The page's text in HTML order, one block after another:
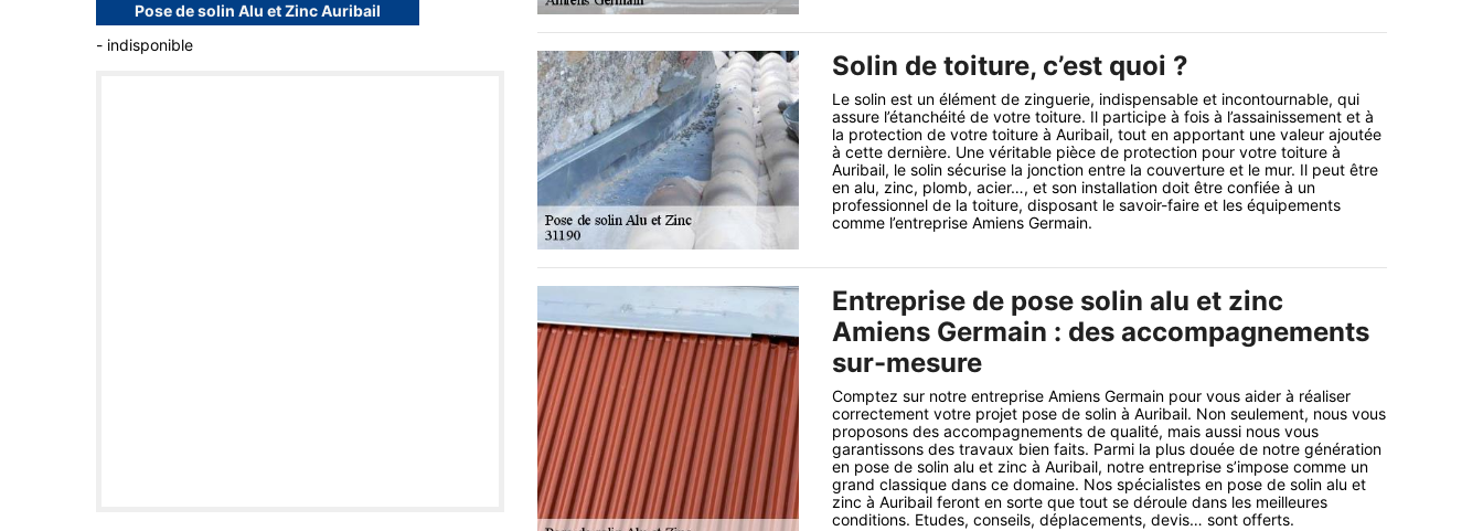
Pose de solin Alu et Zinc Auribail
- indisponible
Solin de toiture, c’est quoi ?
Le solin est un élément de zinguerie, indispensable et incontournable, qui
assure l’étanchéité de votre toiture. Il participe à fois à l’assainissement et à
la protection de votre toiture à Auribail, tout en apportant une valeur ajoutée
à cette dernière. Une véritable pièce de protection pour votre toiture à
Auribail, le solin sécurise la jonction entre la couverture et le mur. Il peut être
en alu, zinc, plomb, acier…, et son installation doit être confiée à un
professionnel de la toiture, disposant le savoir-faire et les équipements
comme l’entreprise Amiens Germain.
Entreprise de pose solin alu et zinc
Amiens Germain : des accompagnements
sur-mesure
Comptez sur notre entreprise Amiens Germain pour vous aider à réaliser
correctement votre projet pose de solin à Auribail. Non seulement, nous vous
proposons des accompagnements de qualité, mais aussi nous vous
garantissons des travaux bien faits. Parmi la plus douée de notre génération
en pose de solin alu et zinc à Auribail, notre entreprise s’impose comme un
grand classique dans ce domaine. Nos spécialistes en pose de solin alu et
zinc à Auribail feront en sorte que tout se déroule dans les meilleures
conditions. Etudes, conseils, déplacements, devis… sont offerts.